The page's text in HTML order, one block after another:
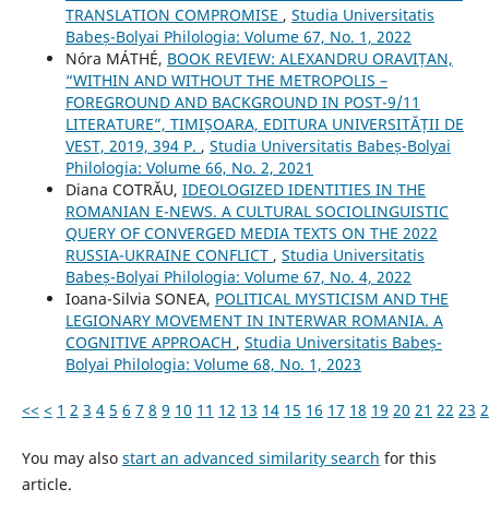
TRANSLATION COMPROMISE , Studia Universitatis
Babeș-Bolyai Philologia: Volume 67, No. 1, 2022
Nóra MÁTHÉ, BOOK REVIEW: ALEXANDRU ORAVIȚAN,
“WITHIN AND WITHOUT THE METROPOLIS –
FOREGROUND AND BACKGROUND IN POST-9/11
LITERATURE”, TIMIȘOARA, EDITURA UNIVERSITĂȚII DE
VEST, 2019, 394 P. , Studia Universitatis Babeș-Bolyai
Philologia: Volume 66, No. 2, 2021
Diana COTRĂU, IDEOLOGIZED IDENTITIES IN THE
ROMANIAN E-NEWS. A CULTURAL SOCIOLINGUISTIC
QUERY OF CONVERGED MEDIA TEXTS ON THE 2022
RUSSIA-UKRAINE CONFLICT , Studia Universitatis
Babeș-Bolyai Philologia: Volume 67, No. 4, 2022
Ioana-Silvia SONEA, POLITICAL MYSTICISM AND THE
LEGIONARY MOVEMENT IN INTERWAR ROMANIA. A
COGNITIVE APPROACH , Studia Universitatis Babeș-
Bolyai Philologia: Volume 68, No. 1, 2023
<< < 1 2 3 4 5 6 7 8 9 10 11 12 13 14 15 16 17 18 19 20 21 22 23
You may also start an advanced similarity search for this
article.